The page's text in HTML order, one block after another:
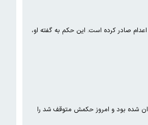
صادر کرده است. این حکم به گفته او،
شده بود و امروز حکمش متوقف شد را